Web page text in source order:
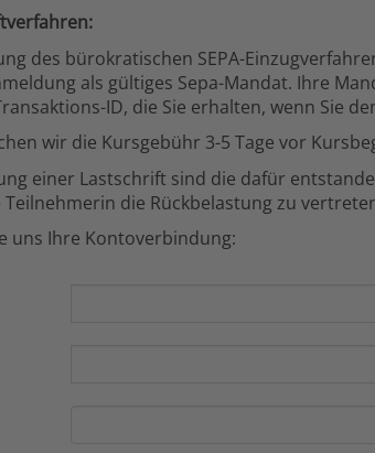
des bürokratischen SEPA-
als gültiges Sepa-Mandat. Ihre
ID, die Sie erhalten, wenn Sie
wir die Kursgebühr 3-5 Tage vor
einer Lastschrift sind die dafür
die Rückbelastung zu
uns Ihre Kontoverbindung: